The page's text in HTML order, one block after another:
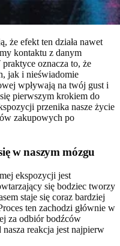
że efekt ten działa nawet
kontaktu z danym
oznacza to, że
jak i nieświadomie
wpływają na twój gust i
pierwszym krokiem do
przenika nasze życie
zakupowych po
w naszym mózgu
ekspozycji jest
się bodziec tworzy
staje się coraz bardziej
ten zachodzi głównie w
za odbiór bodźców
reakcja jest najpierw